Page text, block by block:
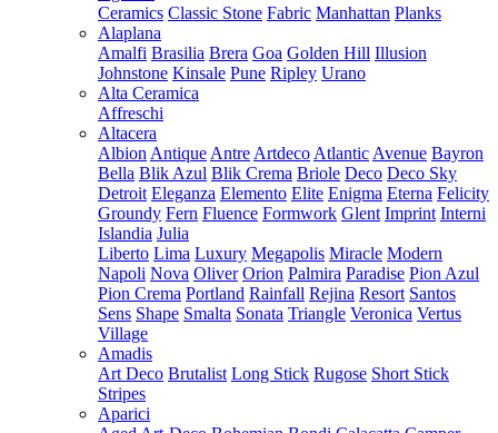
Ceramics Classic Stone Fabric Manhattan Planks
Alaplana
Amalfi Brasilia Brera Goa Golden Hill Illusion
Johnstone Kinsale Pune Ripley Urano
Alta Ceramica
Affreschi
Altacera
Albion Antique Antre Artdeco Atlantic Avenue Bayron
Bella Blik Azul Blik Crema Briole Deco Deco Sky
Detroit Eleganza Elemento Elite Enigma Eterna Felicity
Groundy Fern Fluence Formwork Glent Imprint Interni
Islandia Julia
Liberto Lima Luxury Megapolis Miracle Modern
Napoli Nova Oliver Orion Palmira Paradise Pion Azul
Pion Crema Portland Rainfall Rejina Resort Santos
Sens Shape Smalta Sonata Triangle Veronica Vertus
Village
Amadis
Art Deco Brutalist Long Stick Rugose Short Stick
Stripes
Aparici